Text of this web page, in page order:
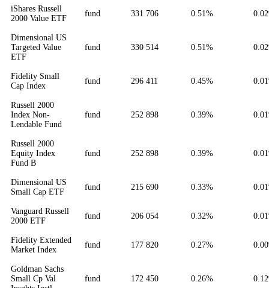
iShares Russell
2000 Value ETF
fund 331 706 0.51%
Dimensional US
Targeted Value
ETF
fund 330 514 0.51%
Fidelity Small
Cap Index
fund 296 411 0.45%
Russell 2000
Index Non-
Lendable Fund
fund 252 898 0.39%
Russell 2000
Equity Index
Fund B
fund 252 898 0.39%
Dimensional US
Small Cap ETF
fund 215 690 0.33%
Vanguard Russell
2000 ETF
fund 206 054 0.32%
Fidelity Extended
Market Index
fund 177 820 0.27%
Goldman Sachs
Small Cp Val
fund 172 450 0.26%